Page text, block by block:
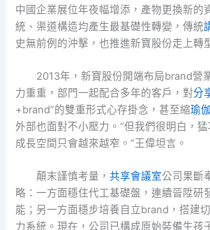
中國企業展位年夜幅增添，產物更換新的
統、渠道構造均產生最基礎性轉變，傳統
史無前例的沖擊，也推進新寶股份走上轉
2013年，新寶股份開端布局brand營
力重重，部門一起配合多年的客戶，對分
+brand”的雙重形式心存掛念，甚至縮瑜
外部也面對不小壓力。“但我們很明白，猛
成長空間只會越來越窄。”王偉坦言。
顛末謹慎考量， 共享會議室公司果斷
略：一方面穩住代工基礎盤，連續晉陞研
能；另一方面穩步培養自立brand，搭建
力系統。現在，公司已構成原始裝備生孩